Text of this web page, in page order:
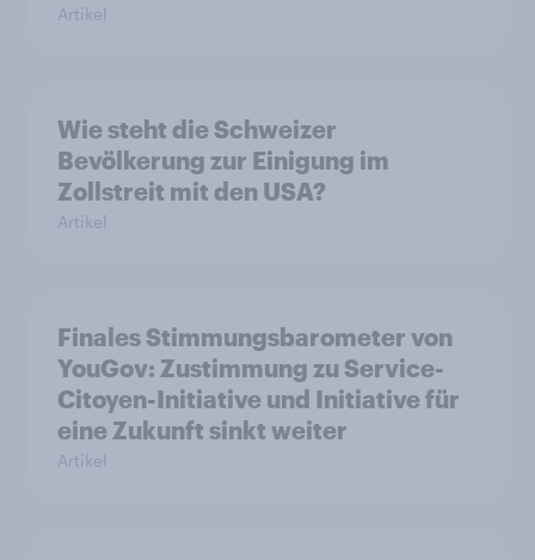
Artikel
Wie steht die Schweizer
Bevölkerung zur Einigung im
Zollstreit mit den USA?
Artikel
Finales Stimmungsbarometer von
YouGov: Zustimmung zu Service-
Citoyen-Initiative und Initiative für
eine Zukunft sinkt weiter
Artikel